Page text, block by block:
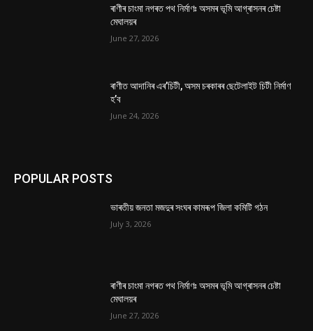
ৰাণীৰ চাংমা নগৰত পথ নিৰ্মাণঃ অসমৰ ভূমি আগ্ৰাসনৰ চেষ্টা
মেঘালয়ৰ
June 27, 2026
ৰাণীত আদানিৰ এৰ’চিটী, অসম চৰকাৰৰ ছেটেলাইট চিটী নিৰ্মাণ
হ’ব
June 24, 2026
POPULAR POSTS
ভাৰতীয় জনতা মজদুৰ সংঘৰ কামৰূপ জিলা কমিটি গঠন
July 3, 2026
ৰাণীৰ চাংমা নগৰত পথ নিৰ্মাণঃ অসমৰ ভূমি আগ্ৰাসনৰ চেষ্টা
মেঘালয়ৰ
June 27, 2026